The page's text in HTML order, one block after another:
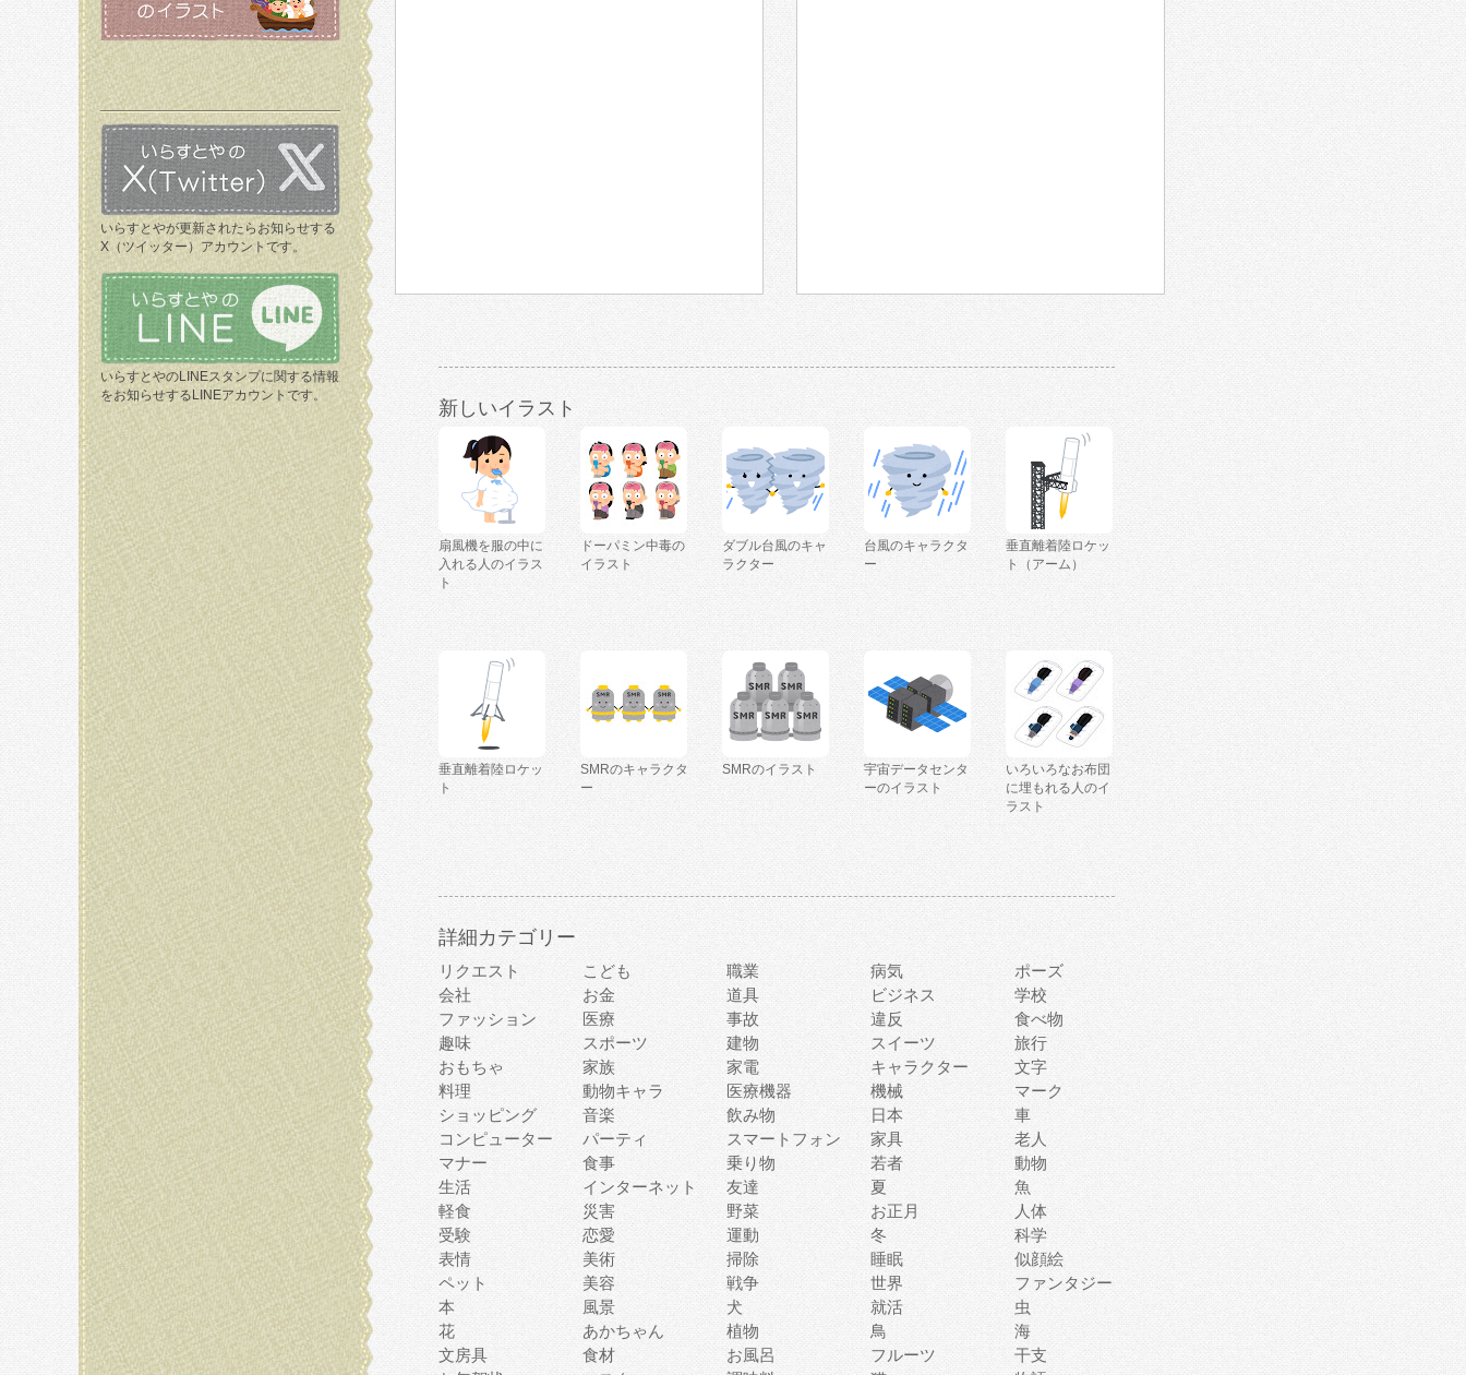
いらすとやが更新されたらお知らせする
X（ツイッター）アカウントです。
いらすとやのLINEスタンプに関する情報
をお知らせするLINEアカウントです。
新しいイラスト
扇風機を服の中に
入れる人のイラス
ト
ドーパミン中毒の
イラスト
ダブル台風のキャ
ラクター
台風のキャラクタ
ー
垂直離着陸ロケッ
ト（アーム）
垂直離着陸ロケッ
ト
SMRのキャラクタ
ー
SMRのイラスト
宇宙データセンタ
ーのイラスト
いろいろなお布団
に埋もれる人のイ
ラスト
詳細カテゴリー
リクエスト こども 職業 病気
ポーズ
会社
お金 道具 ビジネス
学校
ファッション
医療 事故 違反
食べ物
趣味
スポーツ 建物 スイーツ
旅行
おもちゃ
家族 家電 キャラクター
文字
料理
動物キャラ 医療機器 機械
マーク
ショッピング
音楽 飲み物 日本
車
コンピューター
パーティ スマートフォン 家具
老人
マナー
食事 乗り物 若者
動物
生活
インターネット 友達 夏
魚
軽食
災害 野菜 お正月
人体
受験
恋愛 運動 冬
科学
表情
美術 掃除 睡眠
似顔絵
ペット
美容 戦争 世界
ファンタジー
本
風景 犬 就活
虫
花
あかちゃん 植物 鳥
海
文房具
食材 お風呂 フルーツ
干支